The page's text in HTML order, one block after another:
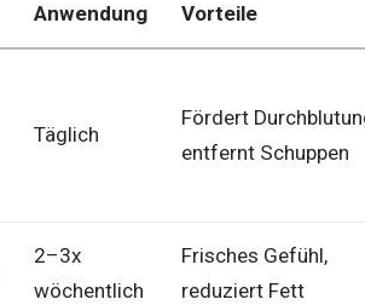
Anwendung Vorteile
Täglich
Fördert
entfernt Schuppen
2–3x
wöchentlich
Frisches Gefühl,
reduziert Fett